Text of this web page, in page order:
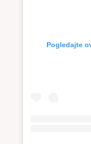
Pogledajte